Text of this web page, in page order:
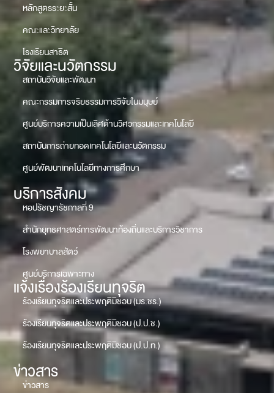
หลักสูตรระยะสั้น
คณะและวิทยาลัย
โรงเรียนสาธิต
วิจัยและนวัตกรรม
สถาบันวิจัยและพัฒนา
คณะกรรมการจริยธรรมการวิจัยในมนุษย์
ศูนย์บริการความเป็นเลิศด้านวิศวกรรมและเทคโนโลยี
สถาบันการถ่ายทอดเทคโนโลยีและนวัตกรรม
ศูนย์พัฒนาเทคโนโลยีทางการศึกษา
บริการสังคม
หอปรัชญารัชกาลที่ 9
สำนักยุทธศาสตร์การพัฒนาท้องถิ่นและบริการวิชาการ
โรงพยาบาลสัตว์
ศูนย์บริการเฉพาะทาง
แจ้งเรื่องร้องเรียนทุจริต
ร้องเรียนทุจริตและประพฤติมิชอบ (มร.ชร.)
ร้องเรียนทุจริตและประพฤติมิชอบ (ป.ป.ช.)
ร้องเรียนทุจริตและประพฤติมิชอบ (ป.ป.ท.)
ข่าวสาร
ข่าวสาร